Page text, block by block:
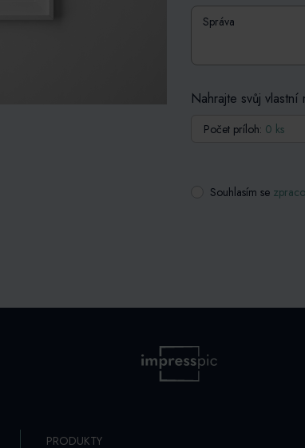
Správa
Nahrajte svůj vlastní
Počet príloh: 0 ks
Souhlasím se
PRODUKTY